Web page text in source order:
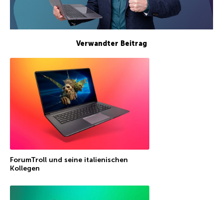
Verwandter Beitrag
ForumTroll und seine italienischen
Kollegen